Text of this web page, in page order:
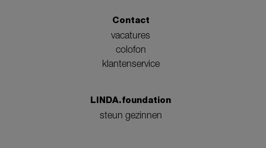
Contact
vacatures
colofon
klantenservice
LINDA.foundation
steun gezinnen